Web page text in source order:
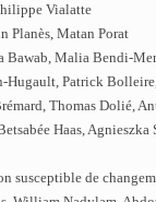
Vialatte
Planès, Matan Porat
Bawab, Malia Bendi-
Hugault, Patrick
Thomas Dolié,
Haas,
susceptible de